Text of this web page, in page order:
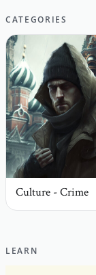
CATEGORIES
Culture - Crime
LEARN